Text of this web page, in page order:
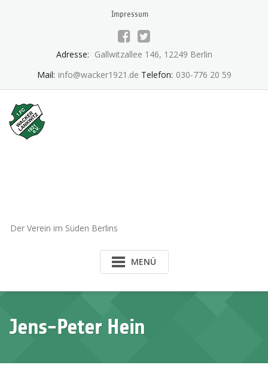
Impressum
Adresse: Gallwitzallee 146, 12249 Berlin
Mail: info@wacker1921.de Telefon: 030-776 20 59
Der Verein im Süden Berlins
MENÜ
Jens-Peter Hein